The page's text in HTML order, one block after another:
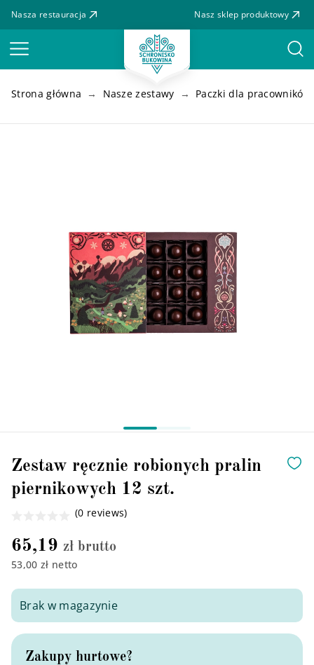
Nasza restauracja Nasz sklep produktowy
Menu
Strona główna Nasze zestawy Paczki dla pracowników
Zestaw ręcznie robionych pralin
piernikowych 12 szt.
(0 reviews)
65,19 zł brutto
53,00 zł netto
Brak w magazynie
Zakupy hurtowe?